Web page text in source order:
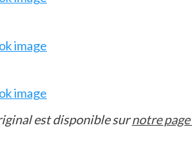
est disponible surnotre page